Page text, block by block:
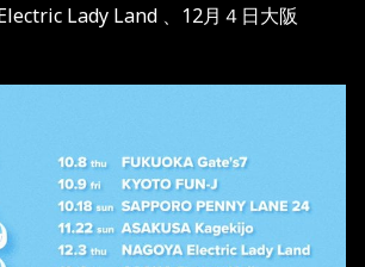
Lady Land 、12月４日大阪